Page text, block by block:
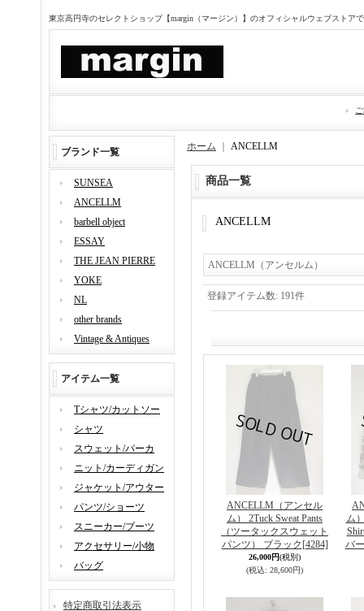
東京高円寺のセレクトショップ【margin（マージン）】のオフィシャルウェブストア
ブランド一覧
SUNSEA
ANCELLM
barbell object
ESSAY
THE JEAN PIERRE
YOKE
NL
other brands
Vintage & Antiques
アイテム一覧
Tシャツ/カットソー
シャツ
スウェット/パーカ
ニット/カーディガン
ジャケット/アウター
パンツ/ショーツ
スニーカー/ブーツ
アクセサリー/小物
バッグ
特定商取引法表示
ホーム ANCELLM
商品一覧
ANCELLM
ANCELLM（アンセルム）
登録アイテム数: 191件
ANCELLM（アンセル
ム） 2Tuck Sweat Pants
（ツータックスウェット
パンツ） ブラック [4284]
26,000円(税別)
(税込: 28,600円)
ム
バ